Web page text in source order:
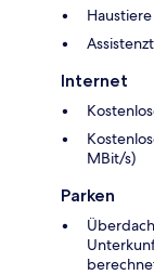
Internet
MBit/s)
Parken